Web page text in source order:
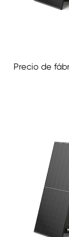
Precio de